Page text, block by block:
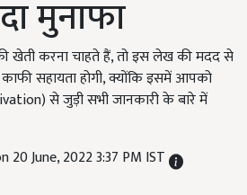
मुनाफा
खेती करना चाहते हैं, तो इस लेख की मदद से
सहायता होगी, क्योंकि इसमें आपको
से जुड़ी सभी जानकारी के बारे में
20 June, 2022 3:37 PM IST